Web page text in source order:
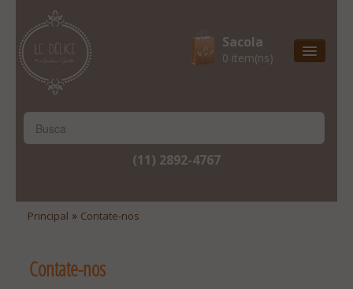
Sacola
0 item(ns)
Natal & 2017
Lista De Desejos
Minha Conta
(11) 2892-4767
Principal » Contate-nos
Contate-nos